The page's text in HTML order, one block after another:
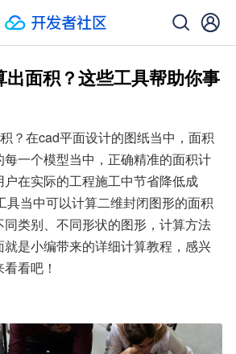
面积？这些工具帮助你事
？在cad平面设计的图纸当中，面积
一个模型当中，正确精准的面积计
在实际的工程施工中节省降低成
具当中可以计算二维封闭图形的面积
类别、不同形状的图形，计算方法
是小编带来的详细计算教程，感兴
看吧！